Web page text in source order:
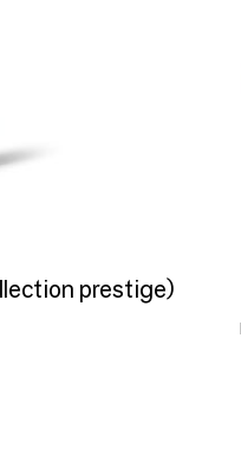
prestige)